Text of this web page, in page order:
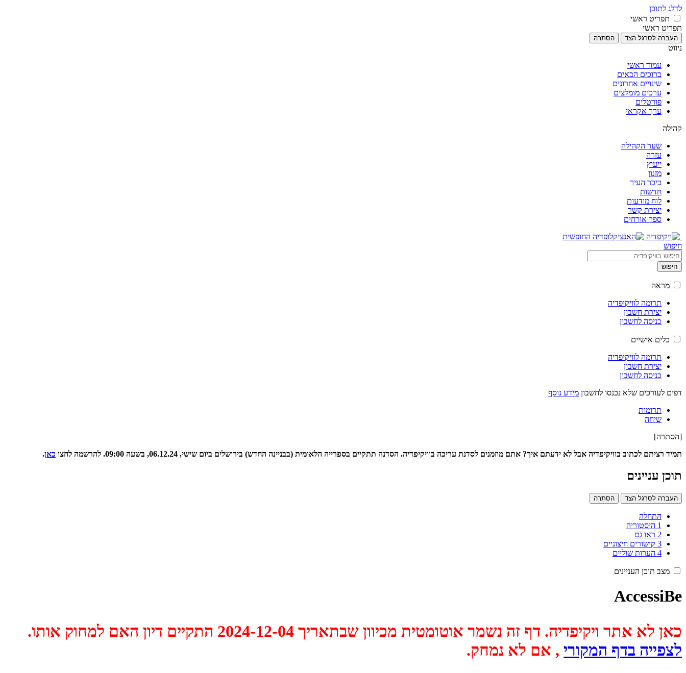
לדלג לתוכן
תפריט ראשי
תפריט ראשי
העברה לסרגל הצד הסתרה
ניווט
עמוד ראשי
ברוכים הבאים
שינויים אחרונים
ערכים מומלצים
פורטלים
ערך אקראי
קהילה
שער הקהילה
עזרה
ייעוץ
מזנון
כיכר העיר
חדשות
לוח מודעות
יצירת קשר
ספר אורחים
חיפוש
חיפוש
מראה
תרומה לוויקיפדיה
יצירת חשבון
כניסה לחשבון
כלים אישיים
תרומה לוויקיפדיה
יצירת חשבון
כניסה לחשבון
דפים לעורכים שלא נכנסו לחשבון מידע נוסף
תרומות
שיחה
[הסתרה]
תמיד רציתם לכתוב בוויקיפדיה אבל לא ידעתם איך? אתם מוזמנים לסדנת עריכה בוויקיפדיה. הסדנה תתקיים בספרייה הלאומית (בבניינה החדש) בירושלים ביום שישי, 06.12.24, בשעה 09:00. להרשמה לחצו
כאן.
תוכן עניינים
העברה לסרגל הצד הסתרה
התחלה
1 היסטוריה
2 ראו גם
3 קישורים חיצוניים
4 הערות שוליים
מצב תוכן העניינים
AccessiBe
כאן לא אתר ויקיפדיה. דף זה נשמר אוטומטית מכיוון שבתאריך 2024-12-04 התקיים דיון האם למחוק אותו.
לצפייה בדף המקורי , אם לא נמחק.